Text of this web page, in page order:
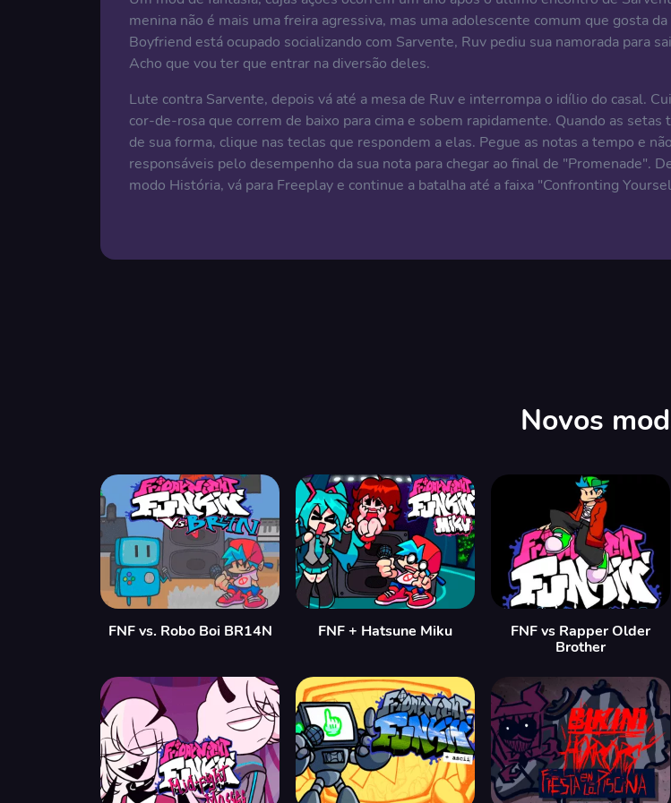
menina não é mais uma freira agressiva, mas uma adolescente comum que gosta
Boyfriend está ocupado socializando com Sarvente, Ruv pediu sua namorada para
Acho que vou ter que entrar na diversão deles.
Lute contra Sarvente, depois vá até a mesa de Ruv e interrompa o idílio do casal.
cor-de-rosa que correm de baixo para cima e sobem rapidamente. Quando as setas
de sua forma, clique nas teclas que respondem a elas. Pegue as notas a tempo e
responsáveis pelo desempenho da sua nota para chegar ao final de "Promenade".
modo História, vá para Freeplay e continue a batalha até a faixa "Confronting
Novos
FNF vs. Robo Boi BR14N FNF + Hatsune Miku
FNF vs Rapper Older
Brother